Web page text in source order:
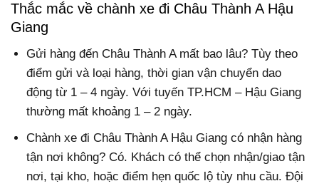
Thắc mắc về chành xe đi Châu Thành A Hậu
Giang
Gửi hàng đến Châu Thành A mất bao lâu? Tùy theo
điểm gửi và loại hàng, thời gian vận chuyển dao
động từ 1 – 4 ngày. Với tuyến TP.HCM – Hậu Giang
thường mất khoảng 1 – 2 ngày.
Chành xe đi Châu Thành A Hậu Giang có nhận hàng
tận nơi không? Có. Khách có thể chọn nhận/giao tận
nơi, tại kho, hoặc điểm hẹn quốc lộ tùy nhu cầu. Đội